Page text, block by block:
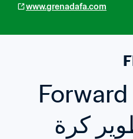
www.grenadafa.com